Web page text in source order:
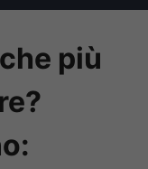
più